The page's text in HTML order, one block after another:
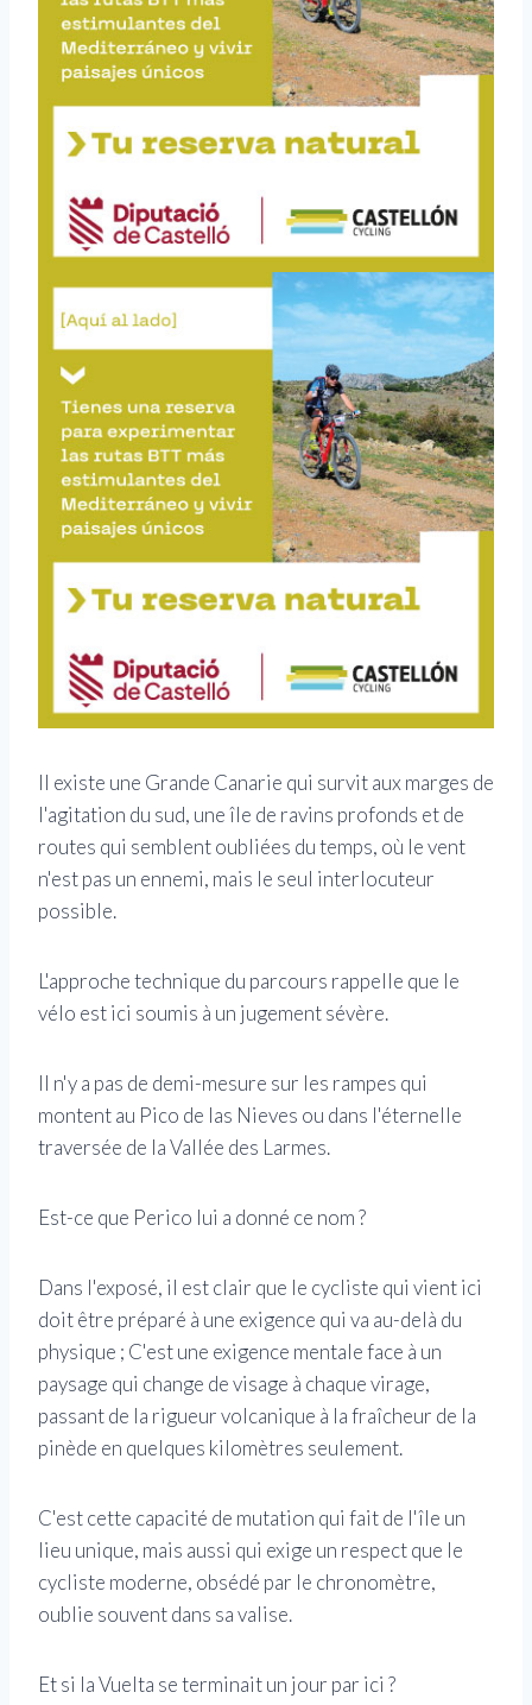
Il existe une Grande Canarie qui survit aux marges de
l'agitation du sud, une île de ravins profonds et de
routes qui semblent oubliées du temps, où le vent
n'est pas un ennemi, mais le seul interlocuteur
possible.
L'approche technique du parcours rappelle que le
vélo est ici soumis à un jugement sévère.
Il n'y a pas de demi-mesure sur les rampes qui
montent au Pico de las Nieves ou dans l'éternelle
traversée de la Vallée des Larmes.
Est-ce que Perico lui a donné ce nom ?
Dans l'exposé, il est clair que le cycliste qui vient ici
doit être préparé à une exigence qui va au-delà du
physique ; C'est une exigence mentale face à un
paysage qui change de visage à chaque virage,
passant de la rigueur volcanique à la fraîcheur de la
pinède en quelques kilomètres seulement.
C'est cette capacité de mutation qui fait de l'île un
lieu unique, mais aussi qui exige un respect que le
cycliste moderne, obsédé par le chronomètre,
oublie souvent dans sa valise.
Et si la Vuelta se terminait un jour par ici ?